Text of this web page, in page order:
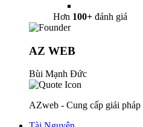
Hơn 100+ đánh giá
AZ WEB
Bùi Mạnh Đức
AZweb - Cung cấp giải